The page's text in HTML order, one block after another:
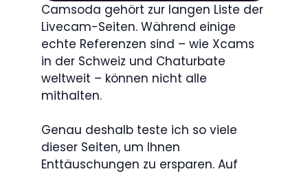
Camsoda gehört zur langen Liste der
Livecam-Seiten. Während einige
echte Referenzen sind – wie Xcams
in der Schweiz und Chaturbate
weltweit – können nicht alle
mithalten.
Genau deshalb teste ich so viele
dieser Seiten, um Ihnen
Enttäuschungen zu ersparen. Auf